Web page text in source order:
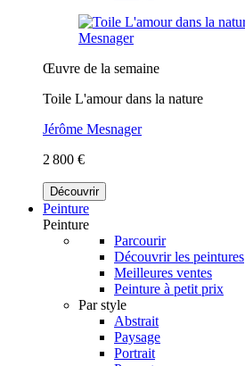
Œuvre de la semaine
Toile L'amour dans la nature
Jérôme Mesnager
2 800 €
Découvrir
Peinture
Peinture
Parcourir
Découvrir les peintures
Meilleures ventes
Peinture à petit prix
Par style
Abstrait
Paysage
Portrait